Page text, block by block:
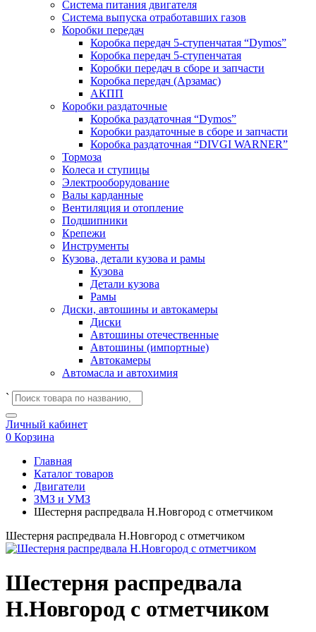
Система питания двигателя
Система выпуска отработавших газов
Коробки передач
Коробка передач 5-ступенчатая “Dymos”
Коробка передач 5-ступенчатая
Коробки передач в сборе и запчасти
Коробка передач (Арзамас)
АКПП
Коробки раздаточные
Коробка раздаточная “Dymos”
Коробки раздаточные в сборе и запчасти
Коробка раздаточная “DIVGI WARNER”
Тормоза
Колеса и ступицы
Электрооборудование
Валы карданные
Вентиляция и отопление
Подшипники
Крепежи
Инструменты
Кузова, детали кузова и рамы
Кузова
Детали кузова
Рамы
Диски, автошины и автокамеры
Диски
Автошины отечественные
Автошины (импортные)
Автокамеры
Автомасла и автохимия
`
Личный кабинет
0 Корзина
Главная
Каталог товаров
Двигатели
ЗМЗ и УМЗ
Шестерня распредвала Н.Новгород с отметчиком
Шестерня распредвала Н.Новгород с отметчиком
Шестерня распредвала
Н.Новгород с отметчиком